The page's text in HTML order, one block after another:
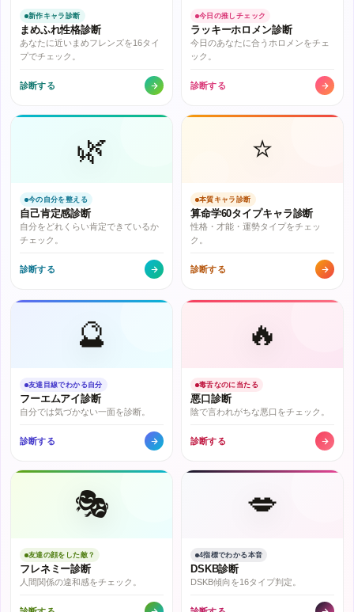
新作キャラ診断
まめふれ性格診断
あなたに近いまめフレンズを16タイ
プでチェック。
診断する
今日の推しチェック
ラッキーホロメン診断
今日のあなたに合うホロメンをチェ
ック。
診断する
🌿
今の自分を整える
自己肯定感診断
自分をどれくらい肯定できているか
チェック。
診断する
⭐
本質キャラ診断
算命学60タイプキャラ診断
性格・才能・運勢タイプをチェッ
ク。
診断する
🔮
友達目線でわかる自分
フーエムアイ診断
自分では気づかない一面を診断。
診断する
🔥
毒舌なのに当たる
悪口診断
陰で言われがちな悪口をチェック。
診断する
🎭
友達の顔をした敵？
フレネミー診断
人間関係の違和感をチェック。
💋
4指標でわかる本音
DSKB診断
DSKB傾向を16タイプ判定。